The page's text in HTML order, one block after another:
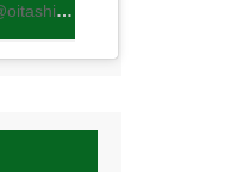
【公式】茂里商店(@oitashiitakemori)がシェアした投稿